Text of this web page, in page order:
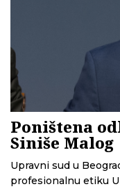
Poništena
Siniše Malog
Upravni sud u
profesionalnu etiku